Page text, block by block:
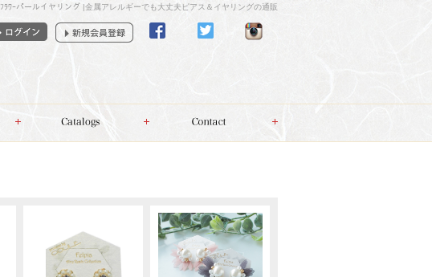
ﾌﾗﾜｰパールイヤリング |金属アレルギーでも大丈夫ピアス＆イヤリングの通販